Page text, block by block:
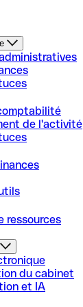
de l'activité
ressources
du cabinet
et IA